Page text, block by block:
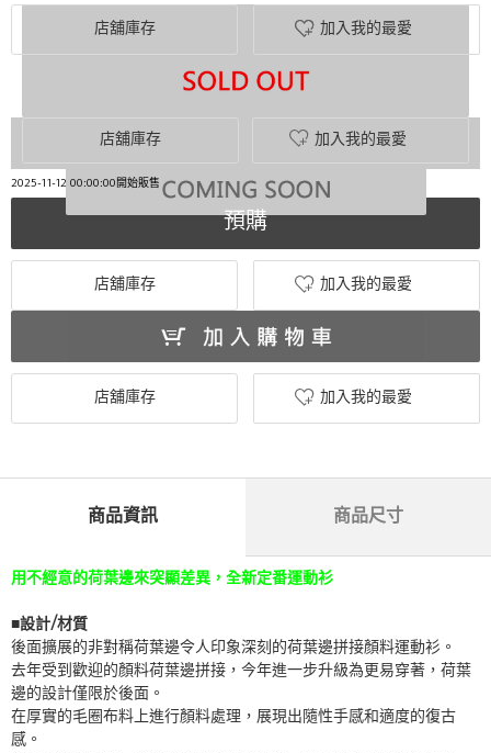
加入我的最愛
店舖庫存
店舖庫存 加入我的最愛
2025-11-12 00:00:00開始販售
預購
店舖庫存 加入我的最愛
店舖庫存 加入我的最愛
商品資訊 商品尺寸
用不經意的荷葉邊來突顯差異，全新定番運動衫
■設計/材質
後面擴展的非對稱荷葉邊令人印象深刻的荷葉邊拼接顏料運動衫。
去年受到歡迎的顏料荷葉邊拼接，今年進一步升級為更易穿著，荷葉
邊的設計僅限於後面。
在厚實的毛圈布料上進行顏料處理，展現出隨性手感和適度的復古
感。